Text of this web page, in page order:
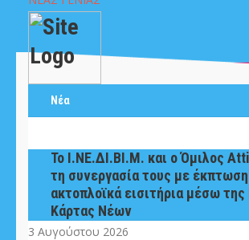
Νέα
Το Ι.ΝΕ.ΔΙ.ΒΙ.Μ. και o Όμιλος
τη συνεργασία τους με
ακτοπλοϊκά εισιτήρια μέσω
Κάρτας Νέων
3 Αυγούστου 2026